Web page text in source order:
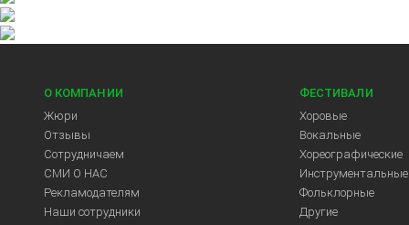
О КОМПАНИИ
Жюри
Отзывы
Сотрудничаем
СМИ О НАС
Рекламодателям
Наши сотрудники
ФЕСТИВАЛИ
Хоровые
Вокальные
Хореографические
Инструментальные
Фольклорные
Другие